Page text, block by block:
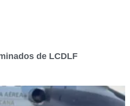
de LCDLF